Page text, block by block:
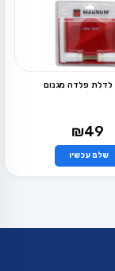
לבחור
את
האפשרויות
בעמוד
המוצר
לדלת פלדה מגנום
₪49
שלם עכשיו
למוצר
ניתן